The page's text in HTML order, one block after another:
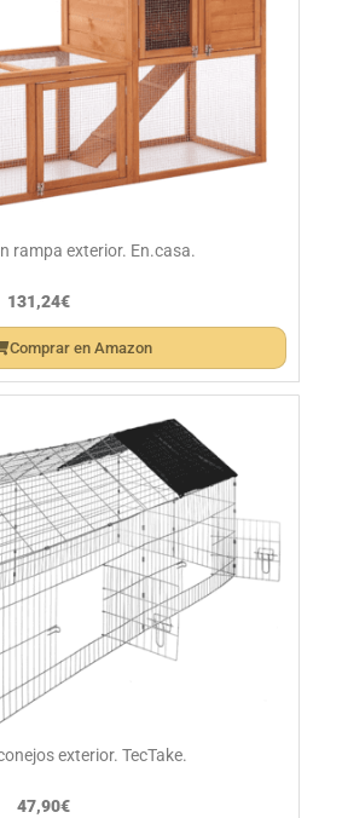
rampa exterior. En.casa.
131,24€
Comprar en Amazon
exterior. TecTake.
47,90€